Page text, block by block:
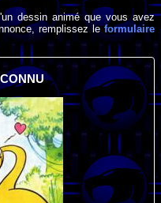
dessin animé que vous avez
remplissez leformulaire